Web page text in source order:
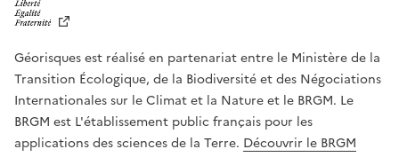
T
É
,
É
G
A
L
Géorisques est réalisé en partenariat entre le Ministère de la
Transition Écologique, de la Biodiversité et des Négociations
Internationales sur le Climat et la Nature et le BRGM. Le
BRGM est L'établissement public français pour les
applications des sciences de la Terre. Découvrir le BRGM